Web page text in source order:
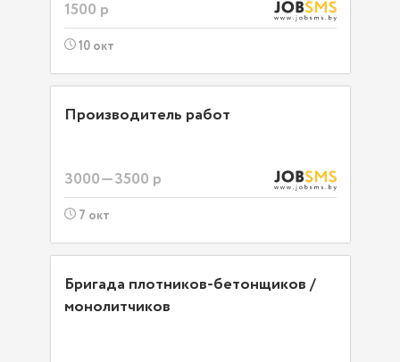
1500 р
10 окт
Производитель работ
3000—3500 р
7 окт
Бригада плотников-бетонщиков /
монолитчиков